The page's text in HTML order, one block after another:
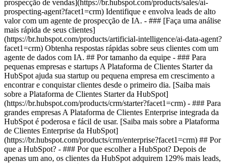
prospecção de vendas](https://br.hubspot.com/products/sales/ai-
prospecting-agent?facet1=crm) Identifique e envolva leads de alto
valor com um agente de prospecção de IA. - ### [Faça uma análise
mais rápida de seus clientes]
(https://br.hubspot.com/products/artificial-intelligence/ai-data-agent?
facet1=crm) Obtenha respostas rápidas sobre seus clientes com um
agente de dados com IA. ## Por tamanho da equipe - ### Para
pequenas empresas e startups A Plataforma de Clientes Starter da
HubSpot ajuda sua startup ou pequena empresa em crescimento a
encontrar e conquistar clientes desde o primeiro dia. [Saiba mais
sobre a Plataforma de Clientes Starter da HubSpot]
(https://br.hubspot.com/products/crm/starter?facet1=crm) - ### Para
grandes empresas A Plataforma de Clientes Enterprise integrada da
HubSpot é poderosa e fácil de usar. [Saiba mais sobre a Plataforma
de Clientes Enterprise da HubSpot]
(https://br.hubspot.com/products/crm/enterprise?facet1=crm) ## Por
que a HubSpot? - ### Por que escolher a HubSpot? Depois de
apenas um ano, os clientes da HubSpot adquirem 129% mais leads,